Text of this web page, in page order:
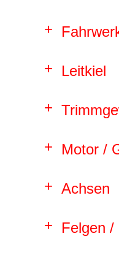
Leitkiel
Motor /
Achsen
Felgen /